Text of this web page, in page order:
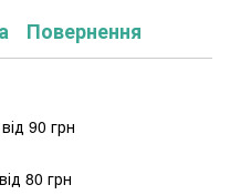
Повернення
90 грн
80 грн